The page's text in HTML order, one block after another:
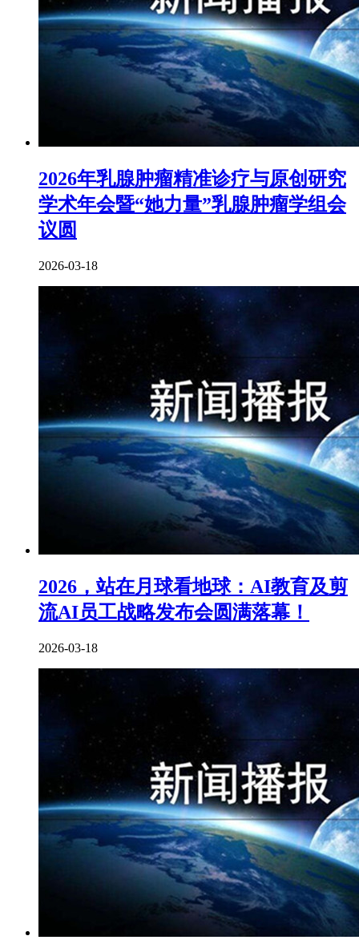
2026年乳腺肿瘤精准诊疗与原创研究
学术年会暨“她力量”乳腺肿瘤学组会
议圆
2026-03-18
2026，站在月球看地球：AI教育及剪
流AI员工战略发布会圆满落幕！
2026-03-18